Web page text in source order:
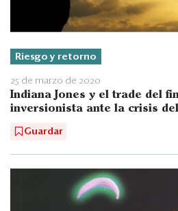
Riesgo y retorno
25 de marzo de 2020
Indiana Jones y el trade del
inversionista ante la crisis
Guardar